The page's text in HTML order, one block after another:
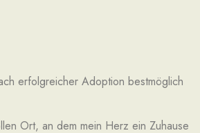
erfolgreicher Adoption bestmöglich
Ort, an dem mein Herz ein Zuhause